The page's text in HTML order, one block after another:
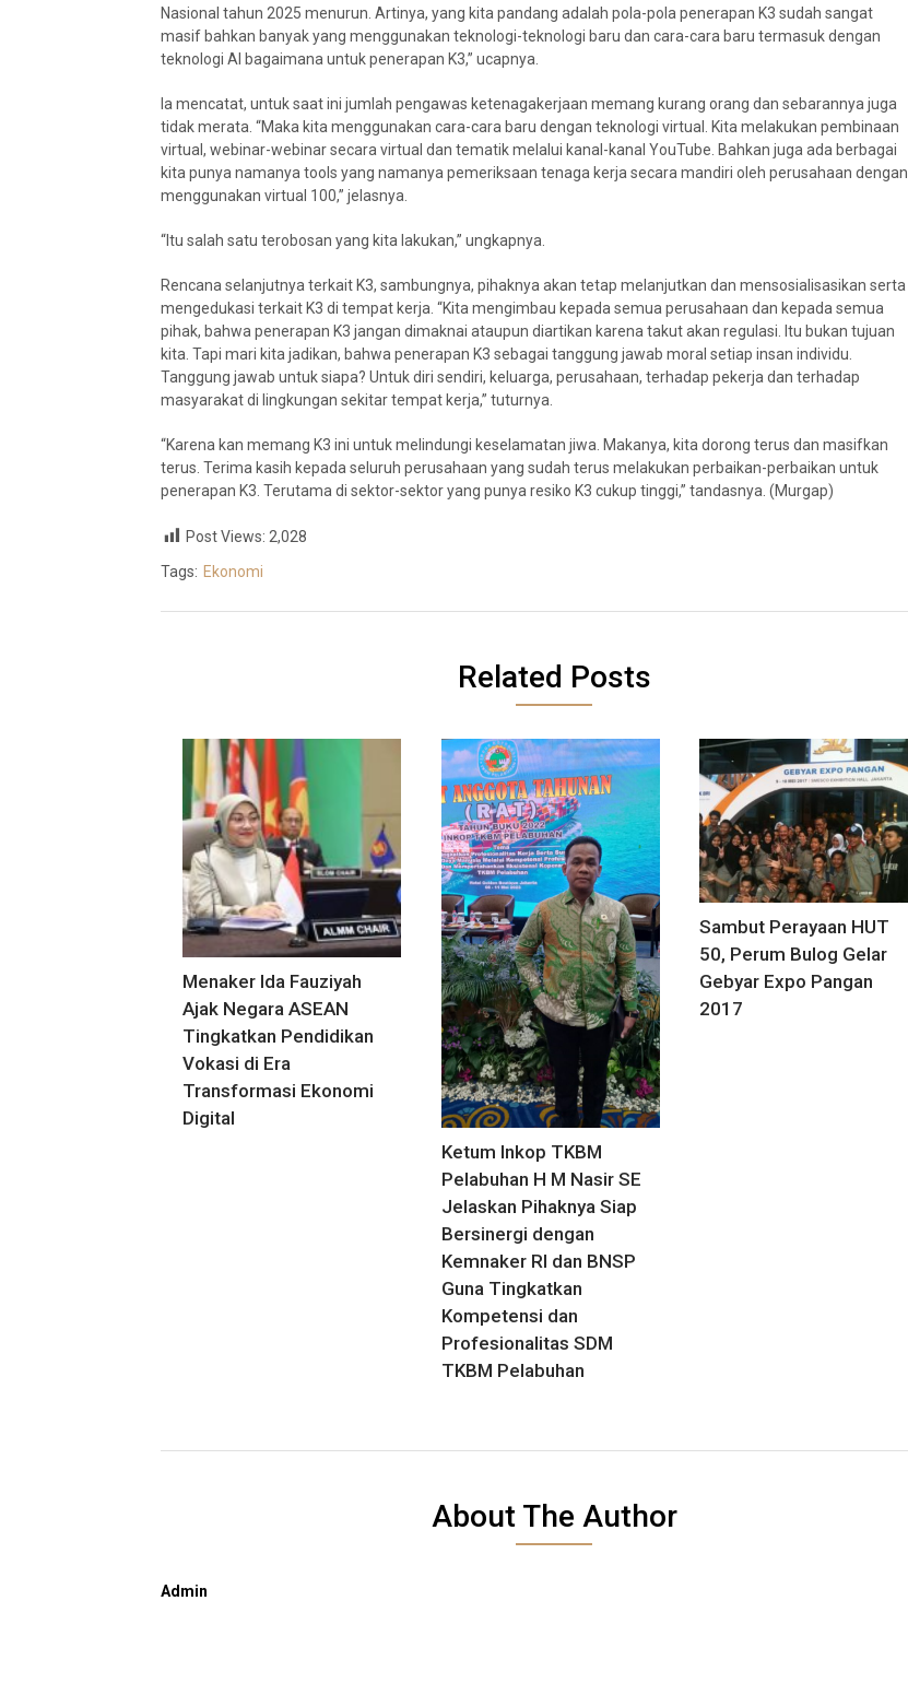
Nasional tahun 2025 menurun. Artinya, yang kita pandang adalah pola-pola penerapan K3 sudah sangat
masif bahkan banyak yang menggunakan teknologi-teknologi baru dan cara-cara baru termasuk dengan
teknologi AI bagaimana untuk penerapan K3,” ucapnya.
Ia mencatat, untuk saat ini jumlah pengawas ketenagakerjaan memang kurang orang dan sebarannya juga
tidak merata. “Maka kita menggunakan cara-cara baru dengan teknologi virtual. Kita melakukan pembinaan
virtual, webinar-webinar secara virtual dan tematik melalui kanal-kanal YouTube. Bahkan juga ada berbagai
kita punya namanya tools yang namanya pemeriksaan tenaga kerja secara mandiri oleh perusahaan dengan
menggunakan virtual 100,” jelasnya.
“Itu salah satu terobosan yang kita lakukan,” ungkapnya.
Rencana selanjutnya terkait K3, sambungnya, pihaknya akan tetap melanjutkan dan mensosialisasikan serta
mengedukasi terkait K3 di tempat kerja. “Kita mengimbau kepada semua perusahaan dan kepada semua
pihak, bahwa penerapan K3 jangan dimaknai ataupun diartikan karena takut akan regulasi. Itu bukan tujuan
kita. Tapi mari kita jadikan, bahwa penerapan K3 sebagai tanggung jawab moral setiap insan individu.
Tanggung jawab untuk siapa? Untuk diri sendiri, keluarga, perusahaan, terhadap pekerja dan terhadap
masyarakat di lingkungan sekitar tempat kerja,” tuturnya.
“Karena kan memang K3 ini untuk melindungi keselamatan jiwa. Makanya, kita dorong terus dan masifkan
terus. Terima kasih kepada seluruh perusahaan yang sudah terus melakukan perbaikan-perbaikan untuk
penerapan K3. Terutama di sektor-sektor yang punya resiko K3 cukup tinggi,” tandasnya. (Murgap)
Post Views: 2,028
Tags: Ekonomi
Related Posts
Menaker Ida Fauziyah
Ajak Negara ASEAN
Tingkatkan Pendidikan
Vokasi di Era
Transformasi Ekonomi
Digital
Ketum Inkop TKBM
Pelabuhan H M Nasir SE
Jelaskan Pihaknya Siap
Bersinergi dengan
Kemnaker RI dan BNSP
Guna Tingkatkan
Kompetensi dan
Profesionalitas SDM
TKBM Pelabuhan
Sambut Perayaan HUT
50, Perum Bulog Gelar
Gebyar Expo Pangan
2017
About The Author
Admin